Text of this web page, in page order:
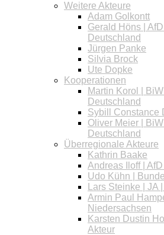
Weitere Akteure
Adam Golkontt
Gerald Höns |
Deutschland
Jürgen Panke
Silvia Brock
Ute Dopke
Kooperationen
Martin Korol |
Deutschland
Sybill Constance
Oliver Meier |
Deutschland
Überregionale Akteure
Kathrin Baake
Andreas Iloff |
Udo Kühn |
Lars Steinke | JA
Armin Paul
Niedersachsen
Karsten Dustin
Akteur